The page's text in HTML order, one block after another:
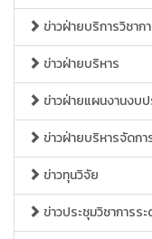
ข่าวฝ่ายบริการวิชาก
ข่าวฝ่ายบริหาร
ข่าวฝ่ายแผนงานงบ
ข่าวฝ่ายบริหารจัดก
ข่าวทุนวิจัย
ข่าวประชุมวิชาการร